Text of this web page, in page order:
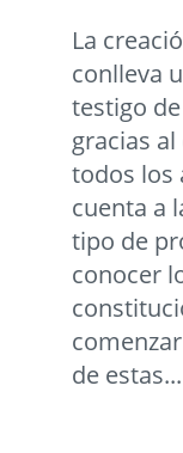
La
conlleva
testigo
gracias
todos los
cuenta a
tipo de
conocer
de estas...